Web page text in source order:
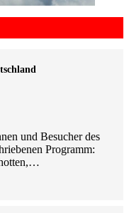
und Besucher des
Programm: